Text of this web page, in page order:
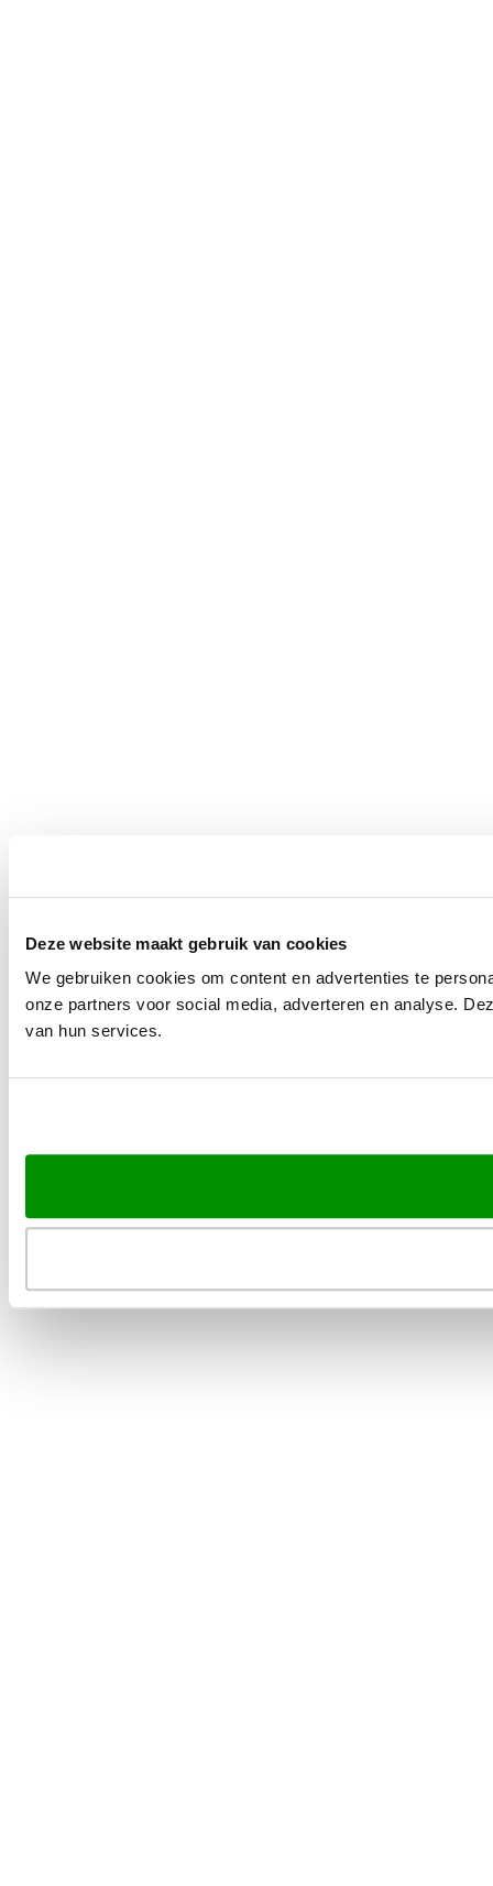
Deze website maakt gebruik van cookies
We gebruiken cookies om content en advertenties te
onze partners voor social media, adverteren en analyse.
van hun services.